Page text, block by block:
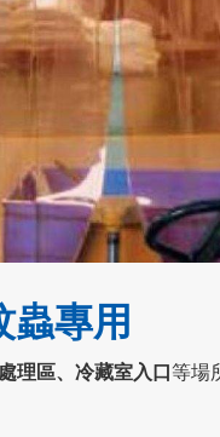
蟲專用
理區、冷藏室入口等場